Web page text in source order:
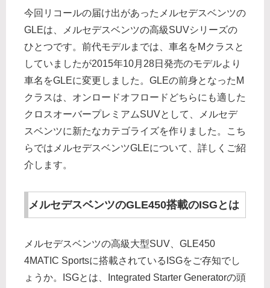
今回リコールの届け出があったメルセデスベンツの
GLEは、メルセデスベンツの高級SUVシリーズの
ひとつです。前代モデルまでは、車名をMクラスと
していましたが2015年10月28日発売のモデルより
車名をGLEに変更しました。GLEの前身となったM
クラスは、オンロードオフロードどちらにも適した
クロスオーバープレミアムSUVとして、メルセデ
スベンツに新たなカテゴライズを作りました。こち
らではメルセデスベンツGLEについて、詳しくご紹
介します。
メルセデスベンツのGLE450搭載のISGとは
メルセデスベンツの高級大型SUV、GLE450
4MATIC Sportsに搭載されているISGをご存知でし
ょうか。ISGとは、Integrated Starter Generatorの頭